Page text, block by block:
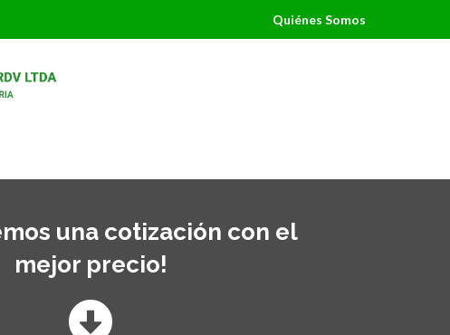
Quiénes Somos
una cotización con el
mejor precio!